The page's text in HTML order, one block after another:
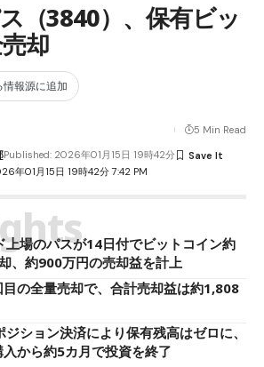
（3840）、保有ビッ
却
報源に追加
年01月15日 19時42分 7:42 PM
Published: 2026年01月15日 19時42分
5 Min Read
上場のパスが14日付でビットコイン約
、約900万円の売却益を計上
の全量売却で、合計売却益は約1,808
ション決済により保有残高はゼロに、
から約5カ月で投資を終了